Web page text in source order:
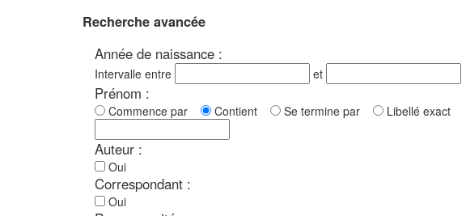
Recherche avancée
Année de naissance :
Intervalle entre et
Prénom :
Commence par Contient Se termine par Libellé exact
Auteur :
Oui
Correspondant :
Oui